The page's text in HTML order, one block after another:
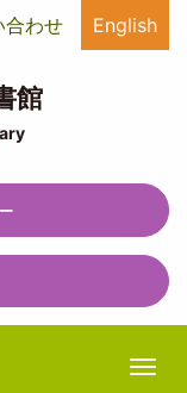
合わせ English
館